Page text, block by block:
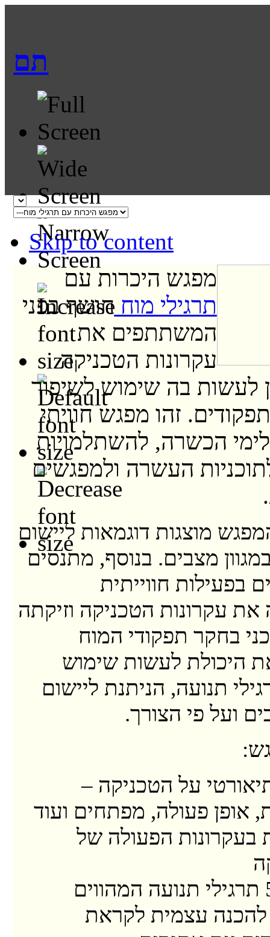
תם
Skip to content
מפגש היכרות עם
תרגילי מוחחושף בפני
המשתתפים את
עקרונות הטכניקה
לעשות בה שימוש לשיפור
זהו מפגש חוויתי
הכשרה, להשתלמויות
העשרה ולמפגשים
מוצגות דוגמאות ליישום
מצבים. בנוסף, מתנסים
בפעילות חווייתית
עקרונות הטכניקה וזיקתה
בחקר תפקודי המוח
היכולת לעשות שימוש
תנועה, הניתנת ליישום
ועל פי הצורך.
על הטכניקה –
אופן פעולה, מפתחים ועוד
בעקרונות הפעולה של
לימוד 5 תרגילי תנועה המהווים
עצמית לקראת